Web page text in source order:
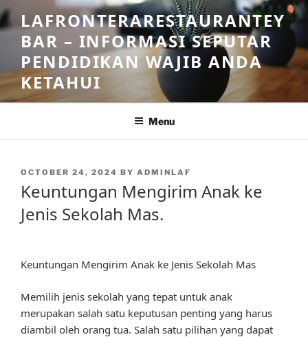
Skip
to
content
LAFRONTERARESTAURANTEY
BAR – INFORMASI SEPUTAR
PENDIDIKAN WAJIB ANDA
KETAHUI
Menu
POSTED
OCTOBER 24, 2024 BY ADMINLAF
Keuntungan Mengirim Anak ke
Jenis Sekolah Mas.
Keuntungan Mengirim Anak ke Jenis Sekolah Mas
Memilih jenis sekolah yang tepat untuk anak
merupakan salah satu keputusan penting yang harus
diambil oleh orang tua. Salah satu pilihan yang dapat